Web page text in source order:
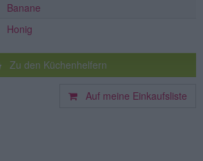
Banane
Honig
Zu den Küchenhelfern
Auf meine Einkaufsliste